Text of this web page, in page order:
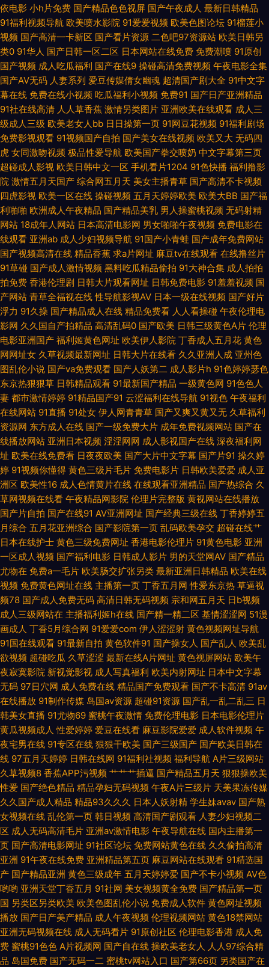
看 免费福利视频导航 日韩在线一二 亚洲私人影院 91人人妻人人操 俺去爷新
网 大香蕉少妇 麻豆传媒视频 日本韩国电影无码 午夜成人福利网 99热欧美麻
豆 福利嫂av导航 黄色老湿影片 老司机午夜福利片 日本A∨ 五月丁香婷成人
网 影音先锋欧美 91熟女露脸 www97亚洲 成人网址在线观看 九九福利社 欧
美激情论坛 色综合电影 中文字幕日韩有码 97午夜剧场 成人嫩草97A片 国内
激情 另类激情综合 人人槽人人 伪娘黑丝自慰 日本a天堂 91夫妻交换论坛 AV
在线资源站 高清无码视频UL 久草99 欧亚另类综合 深夜啪啪网址 亚洲色图
图 91喷浆 a女v片电影探花 国产欧美精品日韩 老司机福利院 日本色色资源
亚洲AV午夜剧场 91海外资源 aa在线 国产AB高清 久久爆乳 欧美性生活儿网
站 午夜成人 91国产白浆 www蜜臀 国产另类综合 伦理肏屄视频在线 日韩a
卡一 午夜寂寞老司机 91大神精品人妻 A级无毛 国产10页 含羞草蜜桃a级片
午夜福利五月天 91色狼 成人又大又黄免费 黄页嫩草 男人肏屄一区二区 日韩
高清色图 午夜剧场福利社 91TV精品 99视频在线 国产乱人乱偷AV 蜜桃精品
一 日韩三级毛片免 亚洲伪娘av网站 91自摸 传媒视频传媒 激情五月天宗合
欧美大肥婆p 少妇日皮 91国产白浆高潮 爱豆传媒AV 国产在线日韩二区 老司
机综合色 日韩wwww 性爱C片 91社欧美 超碰在线搞99 韩国三级A片 男女互
操免费看 无码破解版 97搞在线 大香蕉怡红院 精品视频 欧美一区免费 天堂
日本色 1024你懂得 99热8 激情色色网 日韩av激情短篇 性欧美日韩 97超碰
在线公开 岛国午夜在线 玖玖精品国产 日韩性交网 亚洲一区姦 97视频日韩三
级 岛国成人网 九一传媒在线看 人人97操 在线人妖a片 ts做爱 韩国无码专区
青青视频久久 成人超碰 老司机日屄网 色综合社区 91Ncom在线 WWW夜夜
撸 国产色一色 男女上床黄色 无码导航 91色情蜜桃茄子 成人电影A片 九一大
香蕉 人人操人人乐 一区二区视屏 俺去颜色官网 国产天天操天天干 欧美三级
性爱 亚洲精品黄色网址 99视频资源总站 国产伪娘在线一区 欧美性爱综合网
亚洲成人网站 97人人做视频 国产91果冻视频 麻豆视频在线观看 亚洲春色综
合另类 国产丝袜看片 欧美精品再现 午夜性爱片 97超碰视屏 福利网址 玖玖
色资源 日韩精品www 福利嫂av导航 尤物影视 超碰刺激人人 久久伊人精品
视频 日韩色黄网 91白丝网址 超碰在线97青青 激情午夜中国 人操人碰 亚洲
另类调教 99热网站 后入黑丝少妇 日本视频入口 在线导航日韩av 超碰日逼
激情文学日韩 青草视屏 香蕉视频污版 97av资源 国产干逼视频
依电影 小h片免费 国产精品色色视屏 国产午夜成人 最新日韩精品
91福利视频导航 欧美喷水影院 91爱爱视频 欧美色图论坛 91榴莲小
视频 国产高清一卡新区 国产看片资源 二色吧97资源站 欧美日韩另
类0 91华人 国产日韩一区二区 日本网站在线免费 免费潮喷 91原创
国产视频 成人吃瓜福利 国产在线9 操碰高清免费视频 午夜电影全集
国产AV无码 人妻系列 爱豆传媒倩女幽魂 超清国产剧大全 91中文字
幕在线 免费在线小视频 吃瓜福利小视频 免费91 国产日产亚洲精品
91社在线高清 人人草香蕉 激情另类图片 亚洲欧美在线观看 成人三
级成人三级 欧美老女人bb 日日操第一页 91网豆花视频 91福利剧场
免费影视观看 91视频国产自拍 国产美女在线视频 欧美又大 无码四
虎 女同激吻视频 极品性爱导航 欧美国产拳交喷奶 中文字幕第三页
超碰成人影视 欧美日韩中文一区 手机看片1204 91色快播 福利撸影
院 激情五月天国产 综合网五月天 美女主播青草 国产高清不卡视频
四虎影视 欧美一区在线 操碰视频 五月天婷婷欧美 欧美大BB 国产福
利啪啪 欧洲成人午夜精品 国产精品美乳 男人操蜜桃视频 无码射精
网站 18成年人网站 日本高清电影网 男女啪啪午夜视频 免费电影在
线观看 亚洲ab 成人少妇视频导航 91国产小青蛙 国产成年免费网站
国产视频高清在线 精品香蕉 求a片网址 麻豆tv在线观看 在线撸丝片
91草碰 国产成人激情视频 黑料吃瓜精品偷拍 91大神合集 成人拍拍
拍免费 香港伦理剧 日韩大片观看网址 日韩免费电影 91羞羞视频 国
产网站 青草全福视在线 性导航影视AV 日本一级在线视频 国产好片
浮力 91久操 国产精品成人在线 精品免费看 人人看操碰 午夜伦理电
影网 久久国自产拍精品 高清乱码0 国产欧美 日韩三级黄色A片 伦理
电影亚洲国产 福利姬黄色网址 欧美伊人影院 丁香成人五月花 黄色
网网址女 久草视频最新网址 日韩大片在线看 久久亚洲人成 亚州色
图乱伦小说 国产va免费观看 国产人妖第二 成人影片h 91色婷婷瑟色
东京热狠狠草 日韩精品观看 91最新国产精品 一级黄色网 91色色人
妻 都市激情婷婷 91精品国产91 云涩福利在线导航 91视色 午夜福利
在线网站 91直播 91处女 伊人网青青草 国产又爽又黄又无 久草福利
资源网 东方成人在线 国产一级免费大片 成年免费视频网站 国产在
线播放网站 亚洲日本视频 淫淫网网 成人影视国产在线 深夜福利网
址 欧美在线免费看 日夜夜欧美 国产大片中文字幕 国产片91 操久婷
婷 91视频你懂得 黄色三级片毛片 免费电影片 日韩欧美爱爱 成人亚
洲区 欧美性16 成人色情黄片在线 在线观看亚洲精品 国产热综合 久
草网视频在线看 午夜精品网影院 伦理片完整版 黄视网站在线播放
国产片自拍 国产在线91 AV亚洲网址 国产经典三级在线 丁香婷婷五
月综合 五月花亚洲综合 国产影院第一页 乱码欧美孕交 超碰在线艹
日本在线护士 黄色三级免费网址 香港电影伦理片 91黄色电影 亚洲
一区成人视频 国产福利电影 日韩成人影片 男的天堂网AV 国产精品
尤物在 免费a一毛片 欧美肠交扩张另类 最新亚洲日韩精品 欧美在线
视频 免费黄色网址在线 主播第一页 丁香五月网 性爱东京热 草逼视
频78 国产成人免费无码 高清日韩无码视频 宗和网五月天 日b视频
成人三级网站在 主播福利姬h在线 国产精一精二区 基情涩涩网 51漫
画成人 丁香5月综合网 91爱爱com 伊人涩涩射 黄色视频网址导航
91国在线观看 91最新自拍 黄色软件91 国产操女人 国产乱人 欧美乱
欲视频 超碰吃瓜 久草涩涩 最新在线A片网址 黄色视屏网站 欧美午
夜寂寞影院 新视觉影视 成人写真福利 欧美内射网址 日本中文字幕
无码 97日穴网 成人免费在线 精品国产免费观看 国产不卡高清 91av
在线播放 91制作传媒 岛国av资源 超碰91资源 国产乱一乱二乱三 日
韩美女直播 91尤物69 蜜桃午夜激情 免费伦理电影 日本电影伦理片
黄瓜视频成人 性爱婷婷 爱豆在线看 麻豆影院爱爱 成人软件视频 午
夜宅男在线 91专区在线 狠狠干欧美 国产三级国产 国产欧美日韩在
线 97五月天婷婷 日韩在线网 91福利社视频 福利导航 A片三级网站
久草视频8 香蕉APP污视频 艹艹艹插逼 国产精品五月天 狠狠操欧美
性爱 国产绝色精品 精品孕妇无码视频 午夜A片三级片 天美果冻传媒
久久国产成人精品 精品93久久久 日本人妖射精 学生妹avav 国产熟
女视频在线 乱伦第一页 韩日视频 高清国产剧观看 人妻少妇视频二
区 成人无码高清毛片 亚洲av激情电影 午夜导航在线 国内主播第一
页 国产高清电影网址 91社区论坛 免费网站黄色在线 久久偷拍高清
亚洲 91午夜在线免费 亚洲精品第五页 麻豆网站在线观看 91精选国
产 国产精品亚洲 黄色三级成年 五月天婷婷爱 国产不卡小视频 AV色
哟哟 亚洲天堂丁香五月 91社网 美女视频黄全免费 国产精品第一页
国 另类区另类欧美 欧美色图乱伦小说 免费成人软件 黄色网址视频
播放 国产日产美产精品 成人午夜视频 伦理视频网站 黄色18禁网站
亚洲无码视频在线 成人无码看片 91原创社区 伦理电影香港 成人免
费 蜜桃91色色 A片视频网 国产自在线 操欧美老女人 人人97综合精
品 岛国免费 国产无码一二 蜜桃tv网站入口 国产第66页 另类国产在